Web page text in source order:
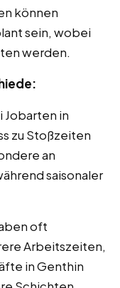
können
sein, wobei
werden.
Jobarten in
zu Stoßzeiten
an
saisonaler
oft
Arbeitszeiten,
in Genthin